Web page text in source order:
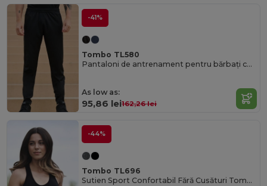
-41%
Tombo TL580
Pantaloni de antrenament pentru bărbați cu picior slim
As low as:
95,86 lei162,26 lei
-44%
Tombo TL696
Sutien Sport Confortabil Fără Cusături Tombo cu Inserții din Plasă